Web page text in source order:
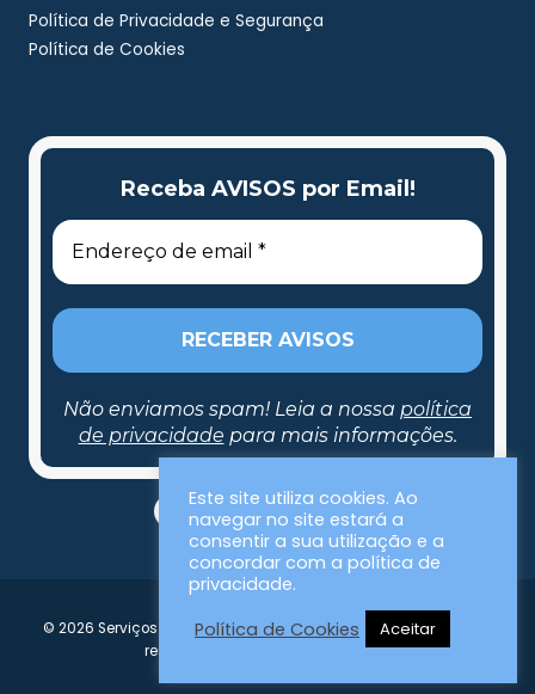
Política de Privacidade e Segurança
Política de Cookies
Receba AVISOS por Email!
Não enviamos spam! Leia a nossa política
de privacidade para mais informações.
© 2026 Serviços Municipalizados da Nazaré | Todos os direitos
reservados | Desenvolvido por SMN
Este site utiliza cookies. Ao
navegar no site estará a
consentir a sua utilização e a
concordar com a política de
privacidade.
Política de Cookies
Aceitar